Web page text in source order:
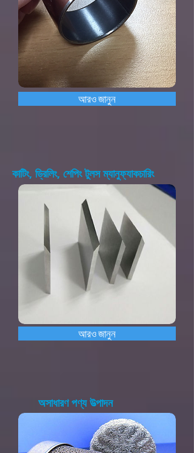
আরও জানুন
কাটিং, ড্রিলিং, শেপিং টুলস ম্যানুফ্যাকচারিং
আরও জানুন
অসাধারণ পণ্য উত্পাদন